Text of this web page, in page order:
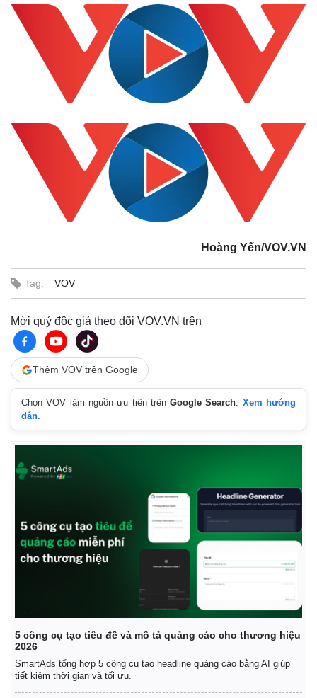
Thế giới
Quan sát
Cuộc sống đó đây
Hồ sơ
Multimedia
Ảnh
E-Magazine
Infographic
Hoàng Yến/VOV.VN
Tag: VOV
Mời quý độc giả theo dõi VOV.VN trên
Thêm VOV trên Google
Chọn VOV làm nguồn ưu tiên trênGoogle Search. Xem hướng
dẫn.
5 công cụ tạo tiêu đề và mô tả quảng cáo cho thương hiệu
2026
SmartAds tổng hợp 5 công cụ tạo headline quảng cáo bằng AI giúp
tiết kiệm thời gian và tối ưu.